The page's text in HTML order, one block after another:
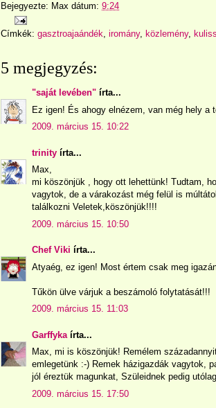
Bejegyezte: Max dátum: 9:24
Címkék: gasztroajaándék, iromány, közlemény,
5 megjegyzés:
"saját levében" írta...
Ez igen! És ahogy elnézem, van még hely a
2009. március 15. 10:22
trinity írta...
Max,
mi köszönjük , hogy ott lehettünk! Tudtam,
vagytok, de a várakozást még felül is
találkozni Veletek,köszönjük!!!!
2009. március 15. 10:50
Chef Viki írta...
Atyaég, ez igen! Most értem csak meg
Tűkön ülve várjuk a beszámoló folytatását!!!
2009. március 15. 11:03
Garffyka írta...
Max, mi is köszönjük! Remélem
emlegetünk :-) Remek házigazdák vagytok,
jól éreztük magunkat, Szüleidnek pedig
2009. március 15. 17:50